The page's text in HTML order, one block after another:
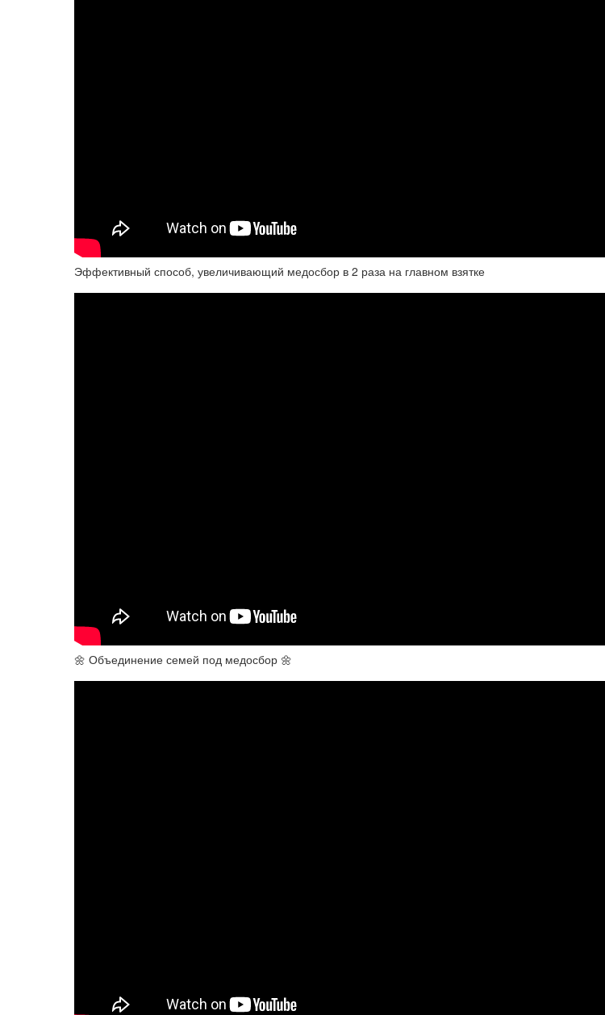
Эффективный способ, увеличивающий медосбор в 2 раза на главном взятке
🌼 Объединение семей под медосбор 🌼